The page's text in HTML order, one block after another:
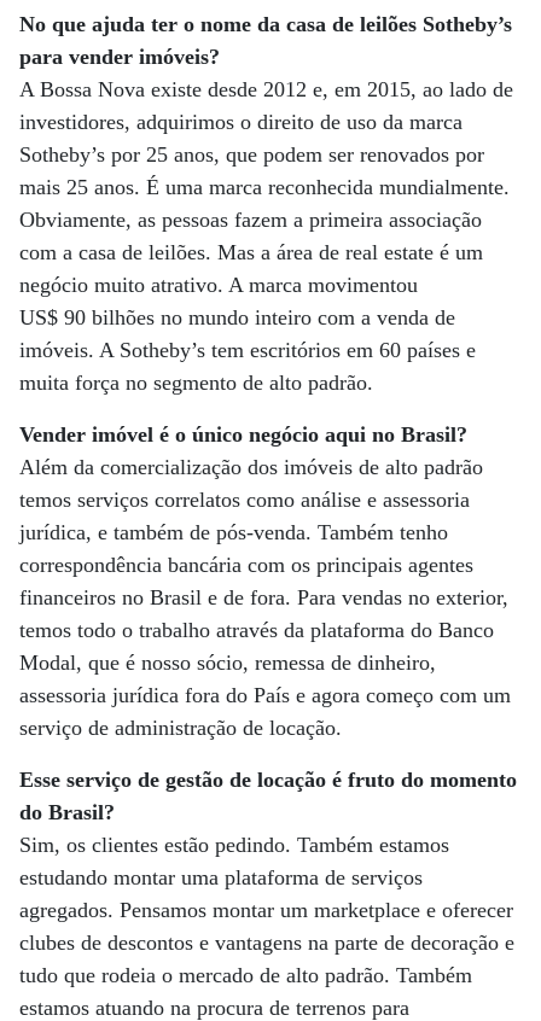
No que ajuda ter o nome da casa de leilões Sotheby’s
para vender imóveis?
A Bossa Nova existe desde 2012 e, em 2015, ao lado de
investidores, adquirimos o direito de uso da marca
Sotheby’s por 25 anos, que podem ser renovados por
mais 25 anos. É uma marca reconhecida mundialmente.
Obviamente, as pessoas fazem a primeira associação
com a casa de leilões. Mas a área de real estate é um
negócio muito atrativo. A marca movimentou
US$ 90 bilhões no mundo inteiro com a venda de
imóveis. A Sotheby’s tem escritórios em 60 países e
muita força no segmento de alto padrão.
Vender imóvel é o único negócio aqui no Brasil?
Além da comercialização dos imóveis de alto padrão
temos serviços correlatos como análise e assessoria
jurídica, e também de pós-venda. Também tenho
correspondência bancária com os principais agentes
financeiros no Brasil e de fora. Para vendas no exterior,
temos todo o trabalho através da plataforma do Banco
Modal, que é nosso sócio, remessa de dinheiro,
assessoria jurídica fora do País e agora começo com um
serviço de administração de locação.
Esse serviço de gestão de locação é fruto do momento
do Brasil?
Sim, os clientes estão pedindo. Também estamos
estudando montar uma plataforma de serviços
agregados. Pensamos montar um marketplace e oferecer
clubes de descontos e vantagens na parte de decoração e
tudo que rodeia o mercado de alto padrão. Também
estamos atuando na procura de terrenos para